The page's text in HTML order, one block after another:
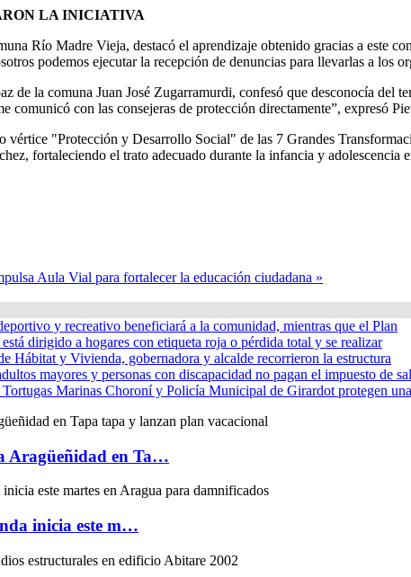
LA INICIATIVA
Río Madre Vieja, destacó el aprendizaje obtenido gracias a este
podemos ejecutar la recepción de denuncias para llevarlas a los
de la comuna Juan José Zugarramurdi, confesó que desconocía del
comunicó con las consejeras de protección directamente”, expresó
vértice "Protección y Desarrollo Social" de las 7 Grandes
fortaleciendo el trato adecuado durante la infancia y adolescencia
Aula Vial para fortalecer la educación ciudadana »
y recreativo beneficiará a la comunidad, mientras que el Plan
dirigido a hogares con etiqueta roja o pérdida total y se realizar
Hábitat y Vivienda, gobernadora y alcalde recorrieron la estructura
mayores y personas con discapacidad no pagan el impuesto de
Marinas Choroní y Policía Municipal de Girardot protegen una
Aragüeñidad en Ta…
inicia este m…